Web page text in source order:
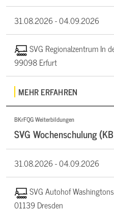
31.08.2026 -04.09.2026
SVG Regionalzentrum In
99098 Erfurt
MEHR ERFAHREN
BKrFQG Weiterbildungen
SVG Wochenschulung
31.08.2026 -04.09.2026
SVG Autohof
01139 Dresden